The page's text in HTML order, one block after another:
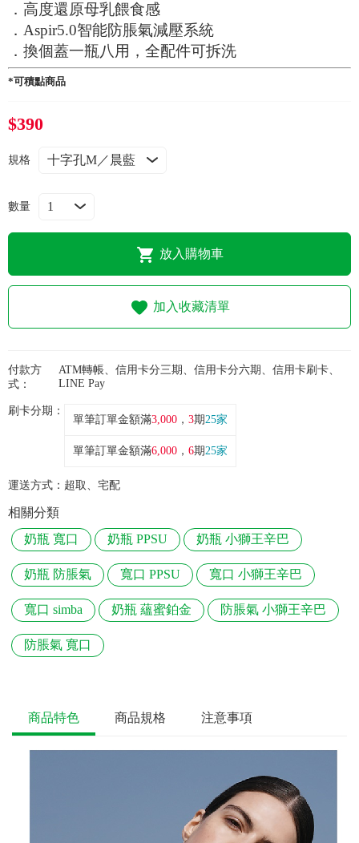
購物流程
會員專區
．高度還原母乳餵食感
．Aspir5.0智能防脹氣減壓系統
．換個蓋一瓶八用，全配件可拆洗
*可積點商品
$390
規格
數量
放入購物車
加入收藏清單
付款方
式：
ATM轉帳、信用卡分三期、信用卡分六期、信用卡刷卡、
LINE Pay
刷卡分期：
單筆訂單金額滿3,000 ， 3期25家
單筆訂單金額滿6,000 ， 6期25家
運送方式： 超取、宅配
相關分類
奶瓶 寬口
奶瓶 PPSU 奶瓶 小獅王辛巴
奶瓶 防脹氣 寬口 PPSU 寬口 小獅王辛巴
寬口 simba 奶瓶 蘊蜜鉑金 防脹氣 小獅王辛巴
防脹氣 寬口
商品特色 商品規格 注意事項